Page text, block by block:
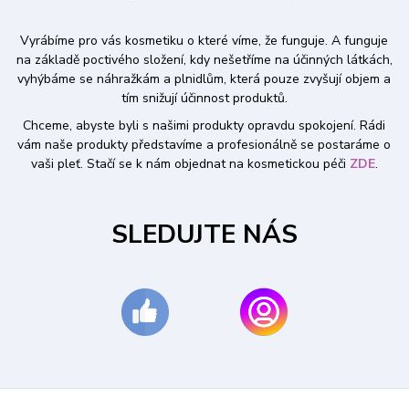
Vyrábíme pro vás kosmetiku o které víme, že funguje. A funguje
na základě poctivého složení, kdy nešetříme na účinných látkách,
vyhýbáme se náhražkám a plnidlům, která pouze zvyšují objem a
tím snižují účinnost produktů.
Chceme, abyste byli s našimi produkty opravdu spokojení. Rádi
vám naše produkty představíme a profesionálně se postaráme o
vaši pleť. Stačí se k nám objednat na kosmetickou péči ZDE.
SLEDUJTE NÁS